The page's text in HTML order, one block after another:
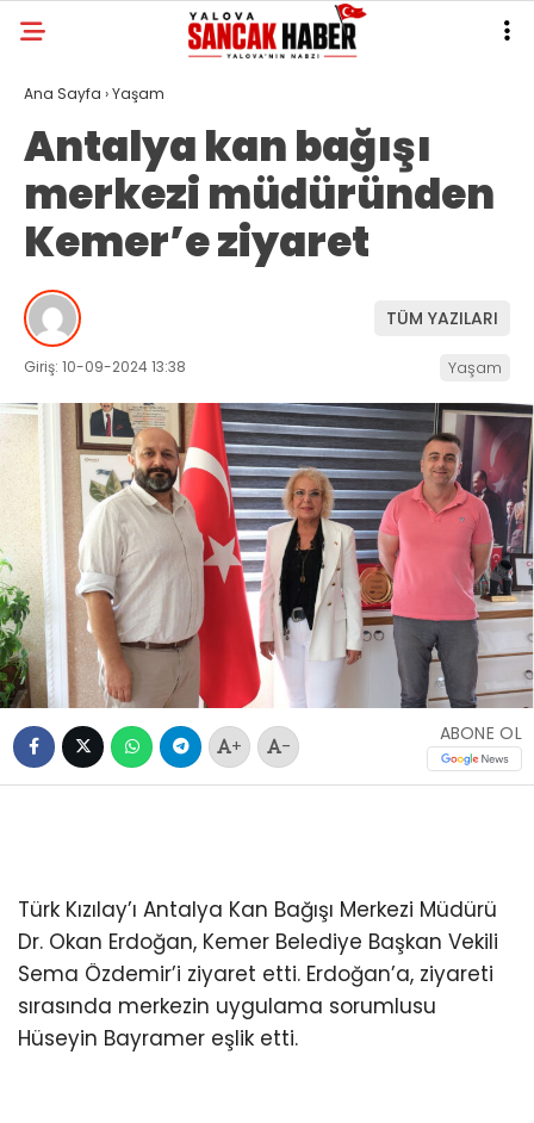
Ana Sayfa ›Yaşam
Antalya kan bağışı
merkezi müdüründen
Kemer’e ziyaret
TÜM YAZILARI
Giriş: 10-09-2024 13:38 Yaşam
+ -
ABONE OL
Türk Kızılay’ı Antalya Kan Bağışı Merkezi Müdürü
Dr. Okan Erdoğan, Kemer Belediye Başkan Vekili
Sema Özdemir’i ziyaret etti. Erdoğan’a, ziyareti
sırasında merkezin uygulama sorumlusu
Hüseyin Bayramer eşlik etti.